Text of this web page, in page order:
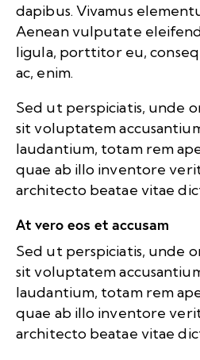
dapibus. Vivamus
Aenean vulputate
ligula, porttitor eu,
ac, enim.
Sed ut perspiciatis, unde
sit voluptatem
laudantium, totam rem
quae ab illo inventore
architecto beatae vitae
At vero eos et accusam
Sed ut perspiciatis, unde
sit voluptatem
laudantium, totam rem
quae ab illo inventore
architecto beatae vitae